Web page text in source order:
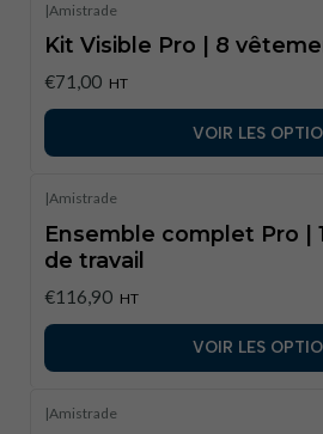
|Amistrade
Kit Visible Pro | 8
€71,00 HT
VOIR LES
|Amistrade
Ensemble complet Pro |
de travail
€116,90 HT
VOIR LES
|Amistrade